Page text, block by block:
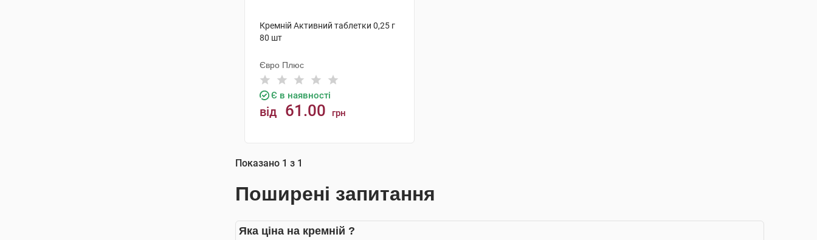
Кремній Активний таблетки 0,25 г
80 шт
Євро Плюс
Є в наявності
від 61.00 грн
Показано 1 з 1
Поширені запитання
Яка ціна на кремній ?